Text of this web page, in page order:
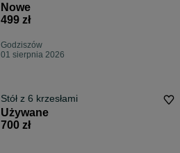
Nowe
499 zł
Godziszów
01 sierpnia 2026
Stół z 6 krzesłami
Używane
700 zł